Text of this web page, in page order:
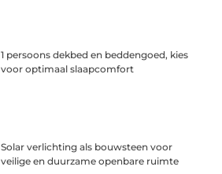
1 persoons dekbed en beddengoed, kies
voor optimaal slaapcomfort
Solar verlichting als bouwsteen voor
veilige en duurzame openbare ruimte